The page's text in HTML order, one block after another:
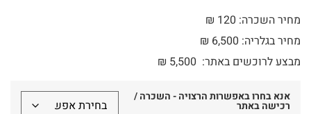
מחיר השכרה: 120 ₪
מחיר בגלריה: 6,500 ₪
מבצע לרוכשים באתר:
₪ 5,500
אנא בחרו באפשרות הרצויה - השכרה /
רכישה באתר